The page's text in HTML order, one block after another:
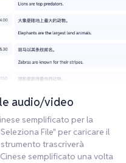
audio/video
semplificato per la
File" per caricare il
trascriverà
semplificato una volta